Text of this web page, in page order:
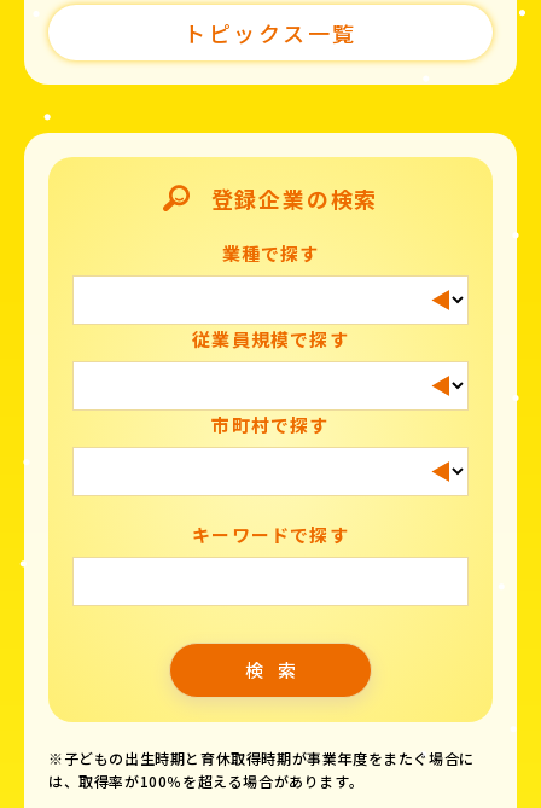
トピックス一覧
登録企業の検索
業種で探す
従業員規模で探す
市町村で探す
キーワードで探す
※子どもの出生時期と育休取得時期が事業年度をまたぐ場合に
は、取得率が100％を超える場合があります。